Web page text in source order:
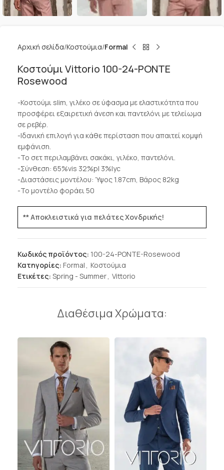
Αρχική σελίδα Κοστούμια Formal
Κοστούμι Vittorio 100-24-PONTE
Rosewood
-Κοστούμι slim, γιλέκο σε ύφασμα με ελαστικότητα που
προσφέρει εξαιρετική άνεση και παντελόνι με τελείωμα
σε ρεβέρ.
-Ιδανική επιλογή για κάθε περίσταση που απαιτεί κομψή
εμφάνιση.
-Το σετ περιλαμβάνει σακάκι, γιλέκο, παντελόνι.
-Σύνθεση: 65%vis 32%pl 3%lyc
-Διαστάσεις μοντέλου: Ύψος 1.87cm, Βάρος 82kg
-Το μοντέλο φοράει 50
** Αποκλειστικά για πελάτες Χονδρικής!
Κωδικός προϊόντος: 100-24-PONTE-Rosewood
Κατηγορίες: Formal , Κοστούμια
Ετικέτες: Spring - Summer, Vittorio
Διαθέσιμα Χρώματα: